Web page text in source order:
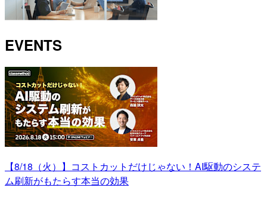
EVENTS
【8/18（火）】コストカットだけじゃない！AI駆動のシステ
ム刷新がもたらす本当の効果